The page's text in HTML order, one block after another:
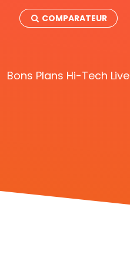
COMPARATEUR
Bons Plans Hi-Tech Live